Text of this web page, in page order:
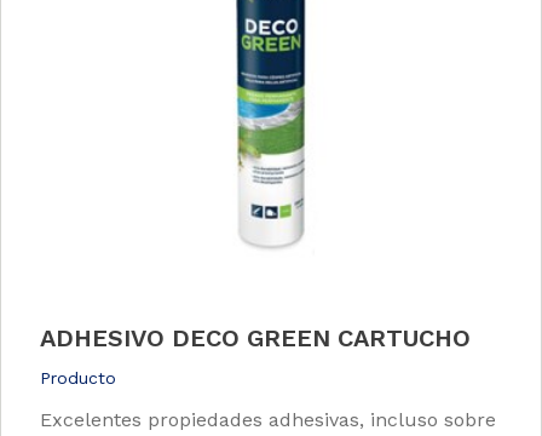
ADHESIVO DECO GREEN CARTUCHO
Producto
Excelentes propiedades adhesivas, incluso sobre